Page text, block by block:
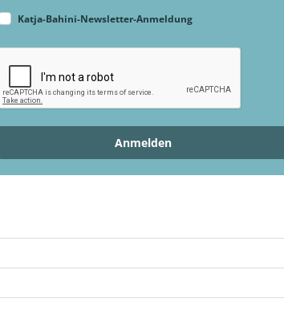
Katja-Bahini-Newsletter-Anmeldung
Anmelden